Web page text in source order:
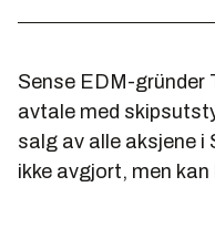
Sense EDM-gründer
avtale med
salg av alle aksjene i
ikke avgjort, men